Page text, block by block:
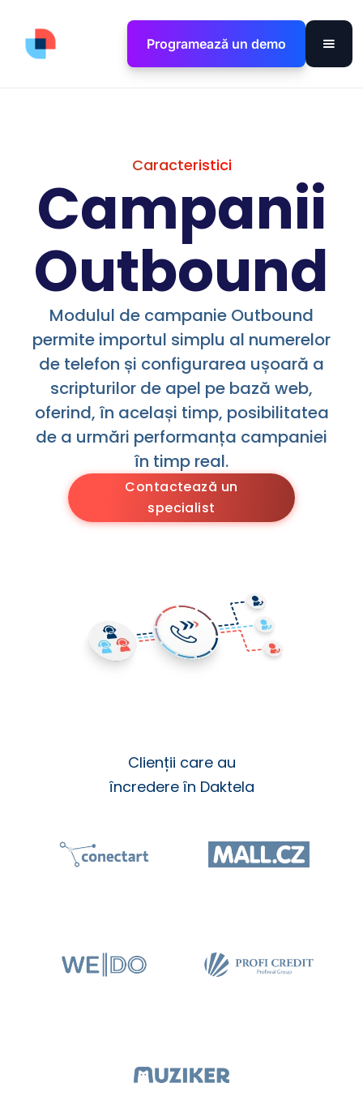
Programează un demo
Caracteristici
Campanii
Outbound
Modulul de campanie Outbound
permite importul simplu al numerelor
de telefon și configurarea ușoară a
scripturilor de apel pe bază web,
oferind, în același timp, posibilitatea
de a urmări performanța campaniei
în timp real.
Contactează un
specialist
Clienții care au
încredere în Daktela